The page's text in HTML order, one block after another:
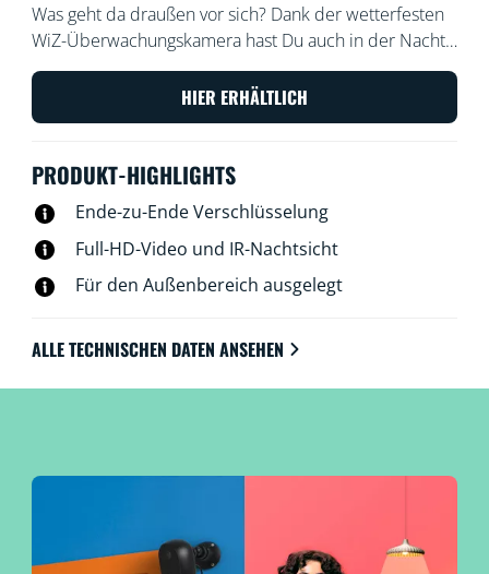
Was geht da draußen vor sich? Dank der wetterfesten
WiZ-Überwachungskamera hast Du auch in der Nacht
alles im Blick. Die Infrarotleuchte der Kamera zeigt Dir,
was im Dunklen vor sich geht. Mit dem Live-Bild kannst
Du Dir von überall und jederzeit einen Überblick
automatischen Benachrichtigungen Dich auf dem
Beispiel die Gegensprechfunktion aktivieren oder
mithilfe Deiner WiZ-Leuchten visuelle Alarme auslösen
kannst.
HIER ERHÄLTLICH
PRODUKT-HIGHLIGHTS
Ende-zu-Ende Verschlüsselung
Full-HD-Video und IR-Nachtsicht
Für den Außenbereich ausgelegt
ALLE TECHNISCHEN DATEN ANSEHEN